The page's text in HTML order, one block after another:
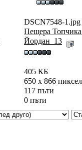
DSCN7548-1.jpg
Пещера
Йордан_13
405 КБ
650 x 866
117 пъти
0 пъти